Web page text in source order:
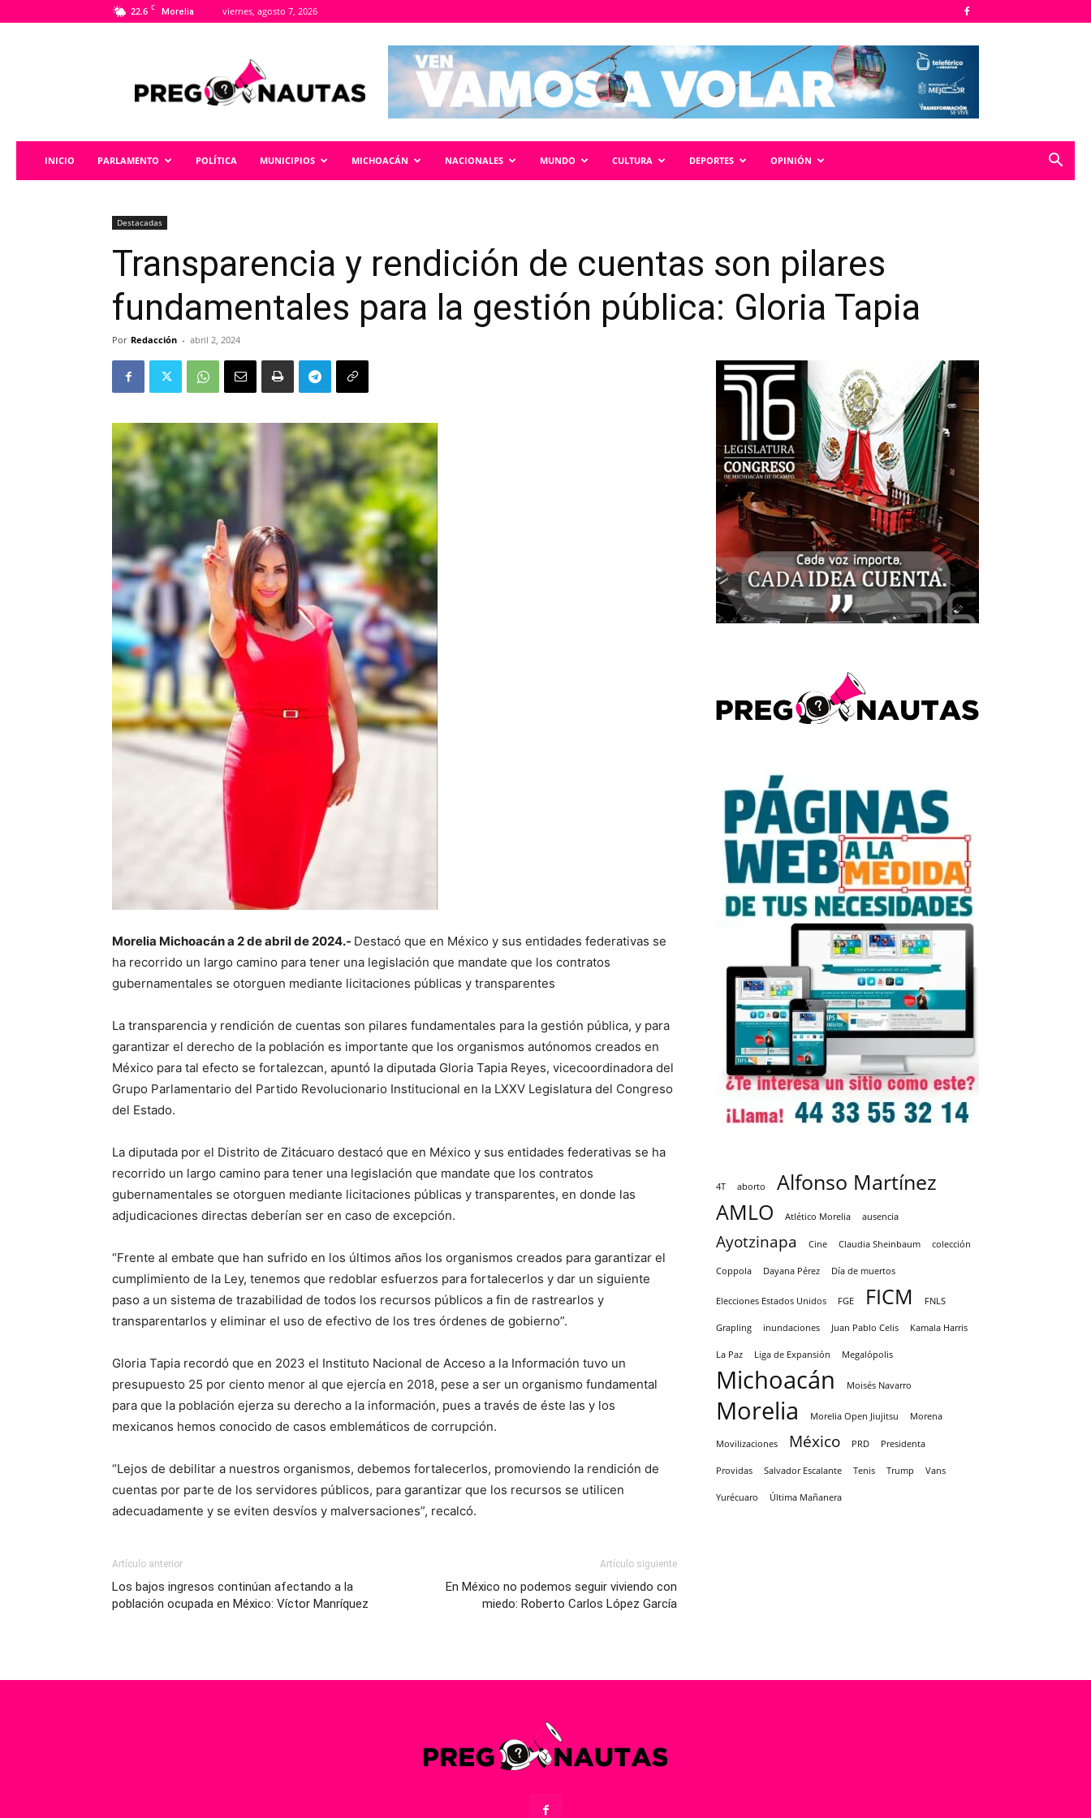
22.6 C Morelia viernes, agosto 7, 2026
INICIO PARLAMENTO POLÍTICA MUNICIPIOS MICHOACÁN NACIONALES MUNDO CULTURA DEPORTES OPINIÓN
Destacadas
Transparencia y rendición de cuentas son pilares
fundamentales para la gestión pública: Gloria Tapia
Por Redacción - abril 2, 2024
Morelia Michoacán a 2 de abril de 2024.- Destacó que en México y sus entidades federativas se
ha recorrido un largo camino para tener una legislación que mandate que los contratos
gubernamentales se otorguen mediante licitaciones públicas y transparentes
La transparencia y rendición de cuentas son pilares fundamentales para la gestión pública, y para
garantizar el derecho de la población es importante que los organismos autónomos creados en
México para tal efecto se fortalezcan, apuntó la diputada Gloria Tapia Reyes, vicecoordinadora del
Grupo Parlamentario del Partido Revolucionario Institucional en la LXXV Legislatura del Congreso
del Estado.
La diputada por el Distrito de Zitácuaro destacó que en México y sus entidades federativas se ha
recorrido un largo camino para tener una legislación que mandate que los contratos
gubernamentales se otorguen mediante licitaciones públicas y transparentes, en donde las
adjudicaciones directas deberían ser en caso de excepción.
“Frente al embate que han sufrido en los últimos años los organismos creados para garantizar el
cumplimiento de la Ley, tenemos que redoblar esfuerzos para fortalecerlos y dar un siguiente
paso a un sistema de trazabilidad de todos los recursos públicos a fin de rastrearlos y
transparentarlos y eliminar el uso de efectivo de los tres órdenes de gobierno”.
Gloria Tapia recordó que en 2023 el Instituto Nacional de Acceso a la Información tuvo un
presupuesto 25 por ciento menor al que ejercía en 2018, pese a ser un organismo fundamental
para que la población ejerza su derecho a la información, pues a través de éste las y los
mexicanos hemos conocido de casos emblemáticos de corrupción.
“Lejos de debilitar a nuestros organismos, debemos fortalecerlos, promoviendo la rendición de
cuentas por parte de los servidores públicos, para garantizar que los recursos se utilicen
adecuadamente y se eviten desvíos y malversaciones”, recalcó.
Artículo anterior
Los bajos ingresos continúan afectando a la
población ocupada en México: Víctor Manríquez
Artículo siguiente
En México no podemos seguir viviendo con
miedo: Roberto Carlos López García
4T aborto
Alfonso Martínez
AMLO
Atlético Morelia ausencia
Ayotzinapa Cine Claudia Sheinbaum colección
Coppola Dayana Pérez Día de muertos
Elecciones Estados Unidos FGE FICM FNLS
Grapling inundaciones Juan Pablo Celis Kamala Harris
La Paz Liga de Expansión Megalópolis
Michoacán Moisés Navarro
Morelia Morelia Open Jiujitsu Morena
Movilizaciones México PRD Presidenta
Providas Salvador Escalante Tenis Trump Vans
Yurécuaro Última Mañanera